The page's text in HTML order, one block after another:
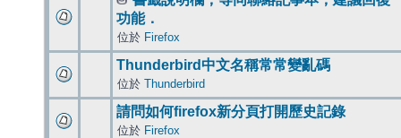
功能．
位於 Firefox
Thunderbird中文名稱常常變亂碼
位於 Thunderbird
請問如何firefox新分頁打開歷史記錄
位於 Firefox